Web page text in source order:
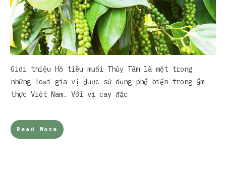
Giới thiệu Hồ tiêu muối Thủy Tâm là một trong
những loại gia vị được sử dụng phổ biến trong ẩm
thực Việt Nam. Với vị cay đặc
Read More